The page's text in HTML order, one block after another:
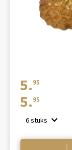
5. 95
5. 95
6 stuks